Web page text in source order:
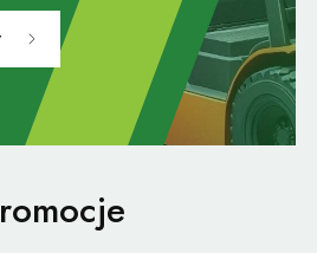
Całość jest na tyle
poradzi sobie nawet z
rozwiązanie, które częściowo